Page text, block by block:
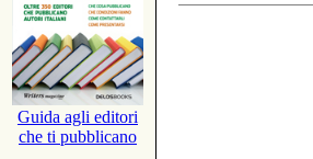
Guida agli editori
che ti pubblicano